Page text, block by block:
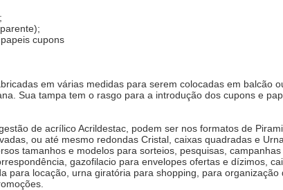
cupons
em várias medidas para serem colocadas em balcão
Sua tampa tem o rasgo para a introdução dos cupons e
de acrílico Acrildestac, podem ser nos formatos de
ou até mesmo redondas Cristal , caixas quadradas e
tamanhos e modelos para sorteios, pesquisas, campanhas
gazofilacio para envelopes ofertas e dízimos,
para locação, urna giratória para shopping, para organização